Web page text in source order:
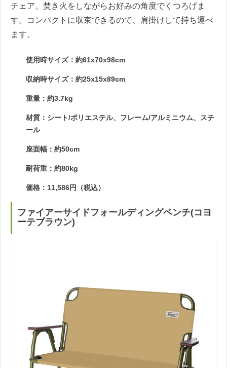
チェア。焚き火をしながらお好みの角度でくつろげま
す。コンパクトに収束できるので、肩掛けして持ち運べ
ます。
使用時サイズ：約61x70x98cm
収納時サイズ：約25x15x89cm
重量：約3.7kg
材質：シート/ポリエステル、フレーム/アルミニウム、スチ
ール
座面幅：約50cm
耐荷重：約80kg
価格：11,586円（税込）
ファイアーサイドフォールディングベンチ(コヨ
ーテブラウン)